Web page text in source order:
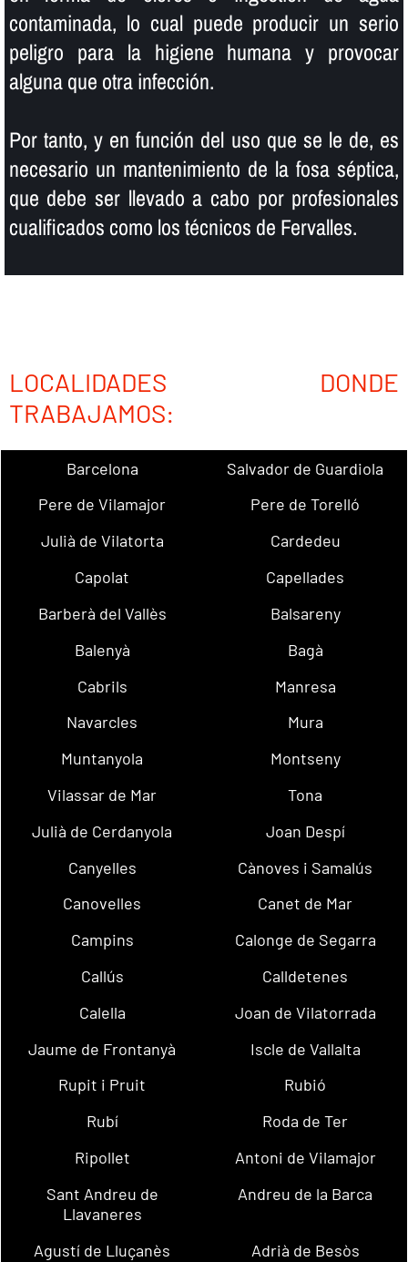
contaminada, lo cual puede producir un serio
peligro para la higiene humana y provocar
alguna que otra infección.
Por tanto, y en función del uso que se le de, es
necesario un mantenimiento de la fosa séptica,
que debe ser llevado a cabo por profesionales
cualificados como los técnicos de Fervalles.
LOCALIDADES DONDE
TRABAJAMOS:
Barcelona
Salvador de Guardiola
Pere de Vilamajor
Pere de Torelló
Julià de Vilatorta
Cardedeu
Capolat
Capellades
Barberà del Vallès
Balsareny
Balenyà
Bagà
Cabrils
Manresa
Navarcles
Mura
Muntanyola
Montseny
Vilassar de Mar
Tona
Julià de Cerdanyola
Joan Despí
Canyelles
Cànoves i Samalús
Canovelles
Canet de Mar
Campins
Calonge de Segarra
Callús
Calldetenes
Calella
Joan de Vilatorrada
Jaume de Frontanyà
Iscle de Vallalta
Rupit i Pruit
Rubió
Rubí
Roda de Ter
Ripollet
Antoni de Vilamajor
Sant Andreu de
Llavaneres
Andreu de la Barca
Agustí de Lluçanès
Adrià de Besòs